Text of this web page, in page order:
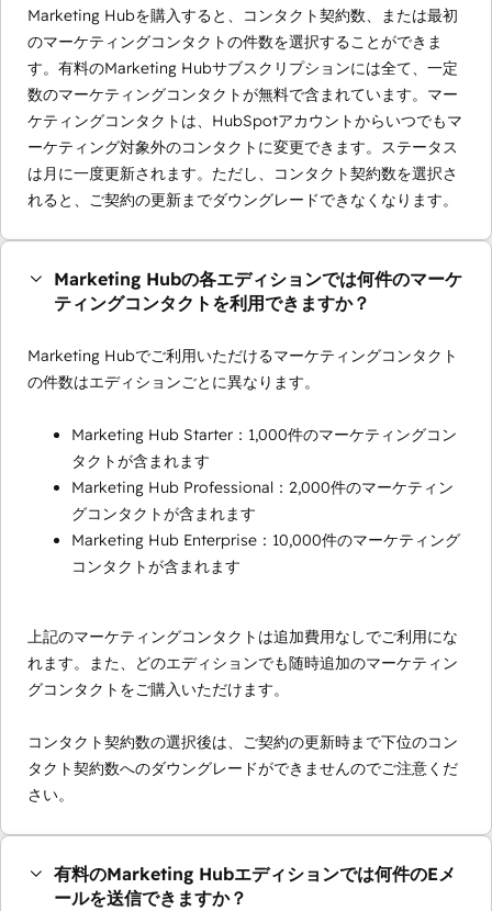
Marketing Hubを購入すると、コンタクト契約数、または最初
のマーケティングコンタクトの件数を選択することができま
す。有料のMarketing Hubサブスクリプションには全て、一定
数のマーケティングコンタクトが無料で含まれています。マー
ケティングコンタクトは、HubSpotアカウントからいつでもマ
ーケティング対象外のコンタクトに変更できます。ステータス
は月に一度更新されます。ただし、コンタクト契約数を選択さ
れると、ご契約の更新までダウングレードできなくなります。
Marketing Hubの各エディションでは何件のマーケ
ティングコンタクトを利用できますか？
Marketing Hubでご利用いただけるマーケティングコンタクト
の件数はエディションごとに異なります。
Marketing Hub Starter：1,000件のマーケティングコン
タクトが含まれます
Marketing Hub Professional：2,000件のマーケティン
グコンタクトが含まれます
Marketing Hub Enterprise：10,000件のマーケティング
コンタクトが含まれます
上記のマーケティングコンタクトは追加費用なしでご利用にな
れます。また、どのエディションでも随時追加のマーケティン
グコンタクトをご購入いただけます。
コンタクト契約数の選択後は、ご契約の更新時まで下位のコン
タクト契約数へのダウングレードができませんのでご注意くだ
さい。
有料のMarketing Hubエディションでは何件のEメ
ールを送信できますか？